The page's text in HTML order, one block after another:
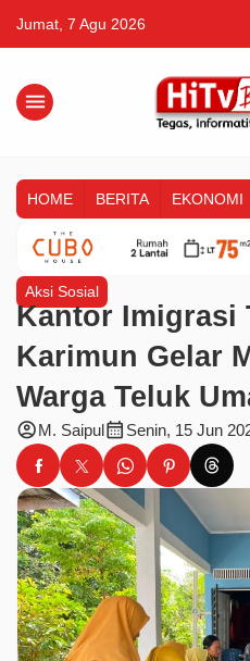
Jumat, 7 Agu 2026
menu
HOME BERITA EKONOMI
Aksi Sosial
Kantor Imigrasi
Karimun Gelar
Warga Teluk
account_circleM. Saipulcalendar_month Senin, 15 Jun